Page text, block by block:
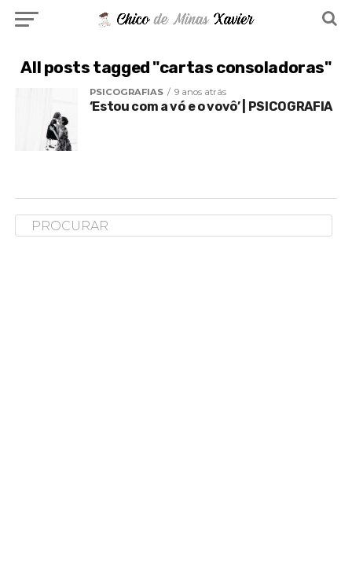
All posts tagged "cartas consoladoras"
PSICOGRAFIAS 9 anos atrás
‘Estou com a vó e o vovô’ | PSICOGRAFIA